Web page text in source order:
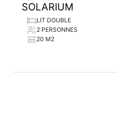
SOLARIUM
LIT DOUBLE
2 PERSONNES
20 M2